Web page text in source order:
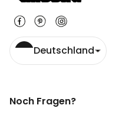
Deutschland
Noch Fragen?